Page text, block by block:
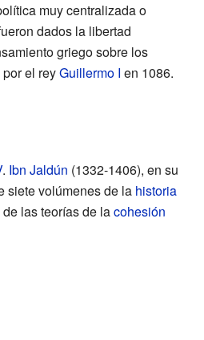
muy centralizada o
dados la libertad
griego sobre los
el reyGuillermo I en 1086.
. Ibn Jaldún (1332-1406), en su
siete volúmenes de la historia
las teorías de lacohesión